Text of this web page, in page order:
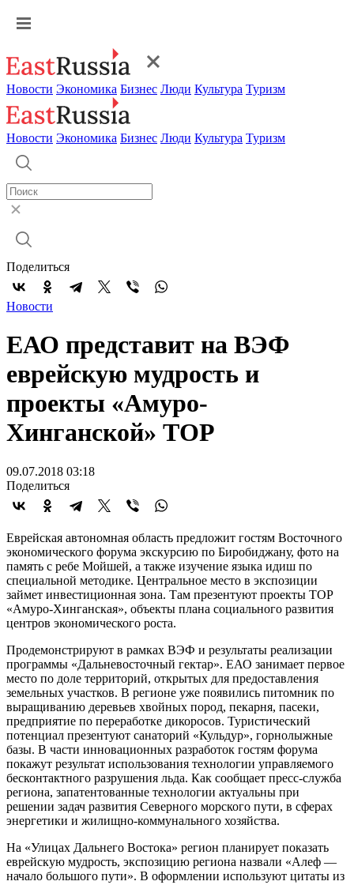
Новости Экономика Бизнес Люди Культура Туризм
Новости Экономика Бизнес Люди Культура Туризм
Поделиться
Новости
ЕАО представит на ВЭФ
еврейскую мудрость и
проекты «Амуро-
Хинганской» ТОР
09.07.2018 03:18
Поделиться
Еврейская автономная область предложит гостям Восточного
экономического форума экскурсию по Биробиджану, фото на
память с ребе Мойшей, а также изучение языка идиш по
специальной методике. Центральное место в экспозиции
займет инвестиционная зона. Там презентуют проекты ТОР
«Амуро-Хинганская», объекты плана социального развития
центров экономического роста.
Продемонстрируют в рамках ВЭФ и результаты реализации
программы «Дальневосточный гектар». ЕАО занимает первое
место по доле территорий, открытых для предоставления
земельных участков. В регионе уже появились питомник по
выращиванию деревьев хвойных пород, пекарня, пасеки,
предприятие по переработке дикоросов. Туристический
потенциал презентуют санаторий «Кульдур», горнолыжные
базы. В части инновационных разработок гостям форума
покажут результат использования технологии управляемого
бесконтактного разрушения льда. Как сообщает пресс-служба
региона, запатентованные технологии актуальны при
решении задач развития Северного морского пути, в сферах
энергетики и жилищно-коммунального хозяйства.
На «Улицах Дальнего Востока» регион планирует показать
еврейскую мудрость, экспозицию региона назвали «Алеф —
начало большого пути». В оформлении используют цитаты из